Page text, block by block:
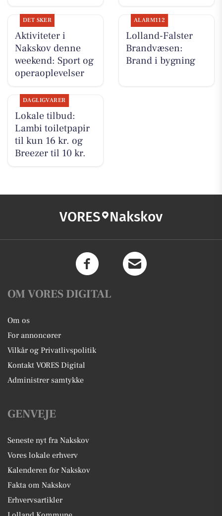
DET SKER
Aktiviteter i
Nakskov denne
weekend: Sport og
operaoplevelser
ALARM112
Lolland-Falster
Brandvæsen:
Brand i bygning
DAGLIGVARER
Lokale tilbud:
Lambi toiletpapir
til kun 16 kr. og
Breezer til 10 kr.
VORES Nakskov
OM VORES DIGITAL
Om os
For annoncører
Vilkår og Privatlivspolitik
Kontakt VORES Digital
Administrer samtykke
GENVEJE
Seneste nyt fra Nakskov
Vores lokale erhverv
Kalenderen for Nakskov
Fakta om Nakskov
Erhvervsartikler